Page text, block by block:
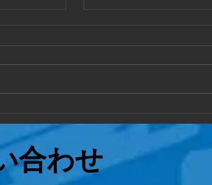
けてない状
敦賀市
手作り物置の 解体処分もお任せ
合わせ